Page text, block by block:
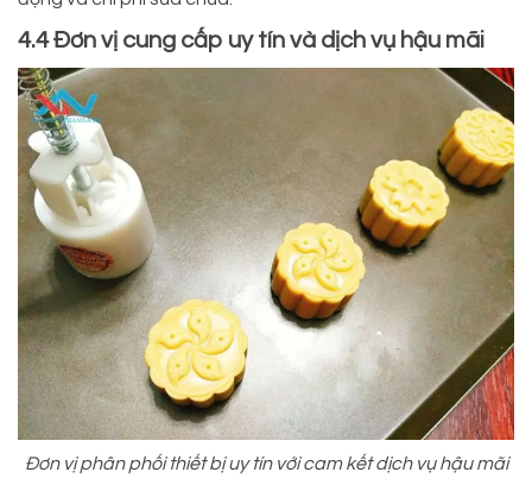
4.4 Đơn vị cung cấp uy tín và dịch vụ hậu mãi
Đơn vị phân phối thiết bị uy tín với cam kết dịch vụ hậu mãi